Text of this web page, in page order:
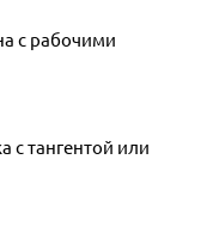
с рабочими
с тангентой или